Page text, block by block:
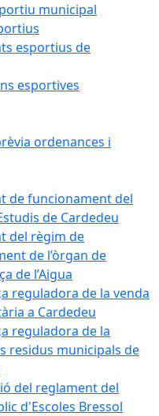
municipal
esportius de
esportives
ordenances i
de funcionament del
de Cardedeu
del règim de
de l’òrgan de
de l’Aigua
reguladora de la venda
a Cardedeu
reguladora de la
residus municipals de
del reglament del
d'Escoles Bressol